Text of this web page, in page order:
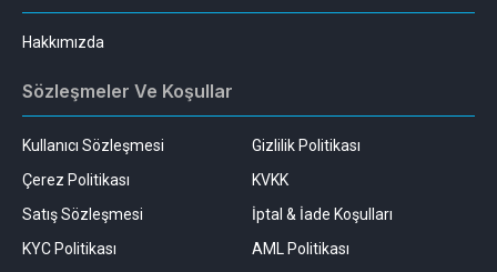
Hakkımızda
Sözleşmeler Ve Koşullar
Kullanıcı Sözleşmesi
Gizlilik Politikası
Çerez Politikası
KVKK
Satış Sözleşmesi
İptal & İade Koşulları
KYC Politikası
AML Politikası